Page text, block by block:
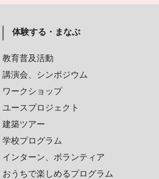
体験する・まなぶ
教育普及活動
講演会、シンポジウム
ワークショップ
ユースプロジェクト
建築ツアー
学校プログラム
インターン、ボランティア
おうちで楽しめるプログラム